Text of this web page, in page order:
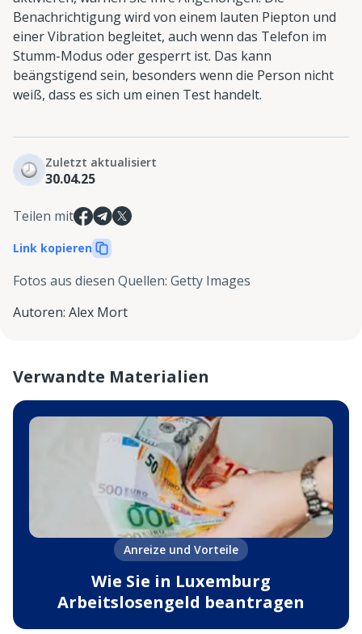
Benachrichtigung wird von einem lauten Piepton und
einer Vibration begleitet, auch wenn das Telefon im
Stumm-Modus oder gesperrt ist. Das kann
beängstigend sein, besonders wenn die Person nicht
weiß, dass es sich um einen Test handelt.
Zuletzt aktualisiert
30.04.25
Teilen mit
Link kopieren
Fotos aus diesen Quellen: Getty Images
Autoren: Alex Mort
Verwandte Materialien
Anreize und Vorteile
Wie Sie in Luxemburg
Arbeitslosengeld beantragen